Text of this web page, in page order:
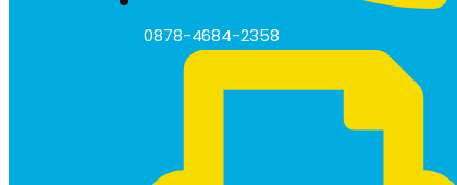
0878-4684-2358